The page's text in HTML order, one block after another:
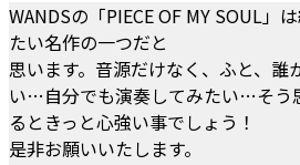
WANDSの「PIECE OF MY SOUL」
たい名作の一つだと
思います。音源だけなく、ふと、誰
い…自分でも演奏してみたい…そう
るときっと心強い事でしょう！
是非お願いいたします。